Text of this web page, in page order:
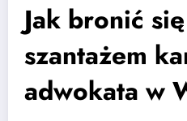
Jak bronić
szantażem
adwokata w